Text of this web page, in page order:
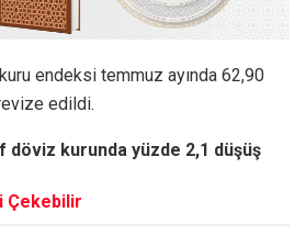
endeksi temmuz ayında 62,90
edildi.
döviz kurunda yüzde 2,1 düşüş
Çekebilir